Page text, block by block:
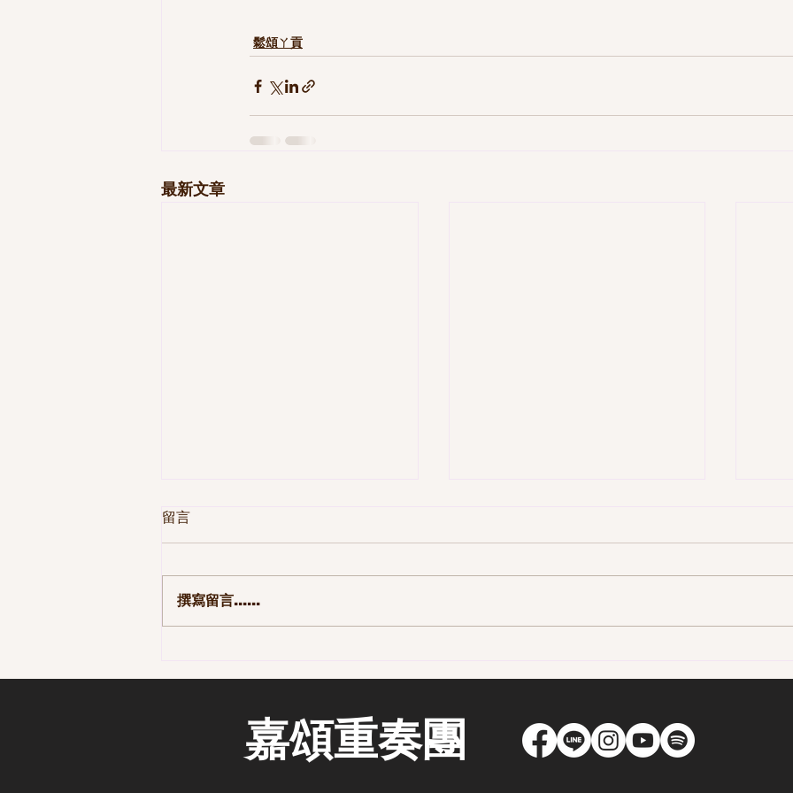
鬆頌ㄚ貢
最新文章
現的事
街區 - 老嘉義人口中的二通
第一
留言
撰寫留言......
嘉頌重奏團